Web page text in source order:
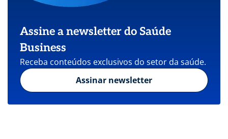
Assine a newsletter do Saúde
Business
Receba conteúdos exclusivos do setor da saúde.
Assinar newsletter